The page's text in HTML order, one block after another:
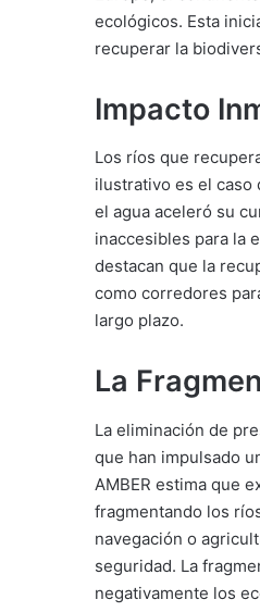
ecológicos. Esta
recuperar la
Impacto
Los ríos que
ilustrativo es el caso
el agua aceleró su
inaccesibles para la
destacan que la
como corredores
largo plazo.
La
La eliminación de
que han impulsado
AMBER estima que
fragmentando los
navegación o
seguridad. La
negativamente los